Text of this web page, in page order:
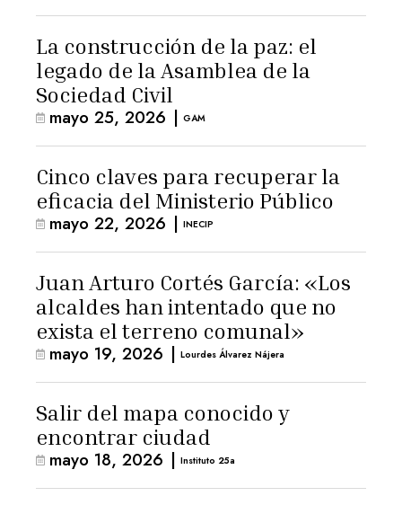
La construcción de la paz: el
legado de la Asamblea de la
Sociedad Civil
mayo 25, 2026 | GAM
Cinco claves para recuperar la
eficacia del Ministerio Público
mayo 22, 2026 | INECIP
Juan Arturo Cortés García: «Los
alcaldes han intentado que no
exista el terreno comunal»
mayo 19, 2026 | Lourdes Álvarez Nájera
Salir del mapa conocido y
encontrar ciudad
mayo 18, 2026 | Instituto 25a